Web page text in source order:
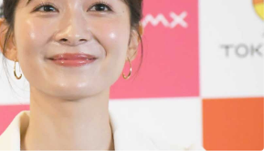
ました！
だそうです
別な日に使っています（＾－＾）